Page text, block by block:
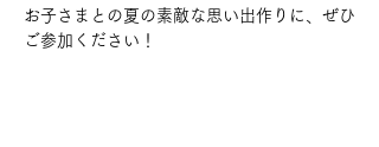
お子さまとの夏の素敵な思い出作りに、ぜひ
ご参加ください！